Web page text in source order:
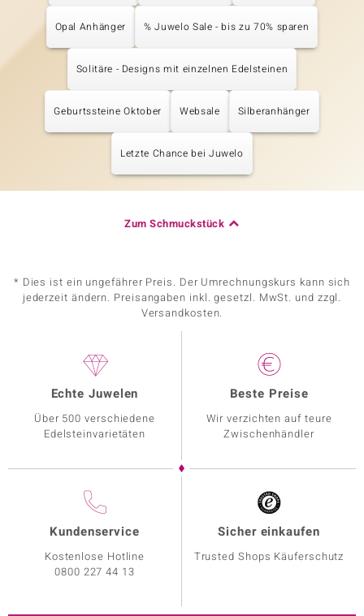
Opal Anhänger % Juwelo Sale - bis zu 70% sparen
Solitäre - Designs mit einzelnen Edelsteinen
Geburtssteine Oktober Websale Silberanhänger
Letzte Chance bei Juwelo
Zum Schmuckstück
* Dies ist ein ungefährer Preis. Der Umrechnungskurs kann sich
jederzeit ändern. Preisangaben inkl. gesetzl. MwSt. und zzgl.
Versandkosten.
Echte Juwelen
Über 500 verschiedene
Edelsteinvarietäten
Beste Preise
Wir verzichten auf teure
Zwischenhändler
Kundenservice
Kostenlose Hotline
0800 227 44 13
Sicher einkaufen
Trusted Shops Käuferschutz